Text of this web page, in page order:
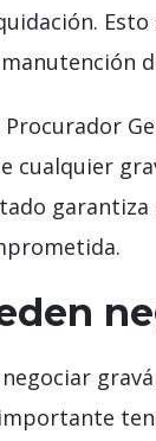
Procurador
cualquier